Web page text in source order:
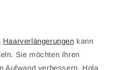
Haarverlängerungen kann
Sie möchten Ihren
Aufwand verbessern. Hola